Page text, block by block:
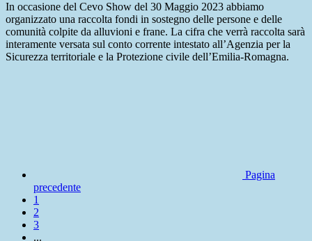
In occasione del Cevo Show del 30 Maggio 2023 abbiamo
organizzato una raccolta fondi in sostegno delle persone e delle
comunità colpite da alluvioni e frane. La cifra che verrà raccolta sarà
interamente versata sul conto corrente intestato all’Agenzia per la
Sicurezza territoriale e la Protezione civile dell’Emilia-Romagna.
Pagina
precedente
1
2
3
...